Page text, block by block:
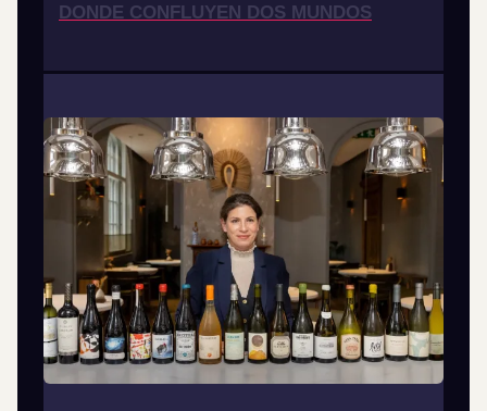
DONDE CONFLUYEN DOS MUNDOS